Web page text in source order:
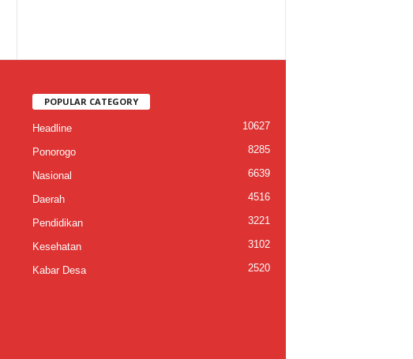
POPULAR CATEGORY
Headline 10627
Ponorogo 8285
Nasional 6639
Daerah 4516
Pendidikan 3221
Kesehatan 3102
Kabar Desa 2520